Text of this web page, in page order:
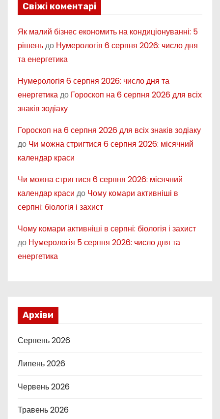
Свіжі коментарі
Як малий бізнес економить на кондиціонуванні: 5
рішеньдо Нумерологія 6 серпня 2026: число дня
та енергетика
Нумерологія 6 серпня 2026: число дня та
енергетикадо Гороскоп на 6 серпня 2026 для всіх
знаків зодіаку
Гороскоп на 6 серпня 2026 для всіх знаків зодіаку
до Чи можна стригтися 6 серпня 2026: місячний
календар краси
Чи можна стригтися 6 серпня 2026: місячний
календар краси до Чому комари активніші в
серпні: біологія і захист
Чому комари активніші в серпні: біологія і захист
до Нумерологія 5 серпня 2026: число дня та
енергетика
Архіви
Серпень 2026
Липень 2026
Червень 2026
Травень 2026